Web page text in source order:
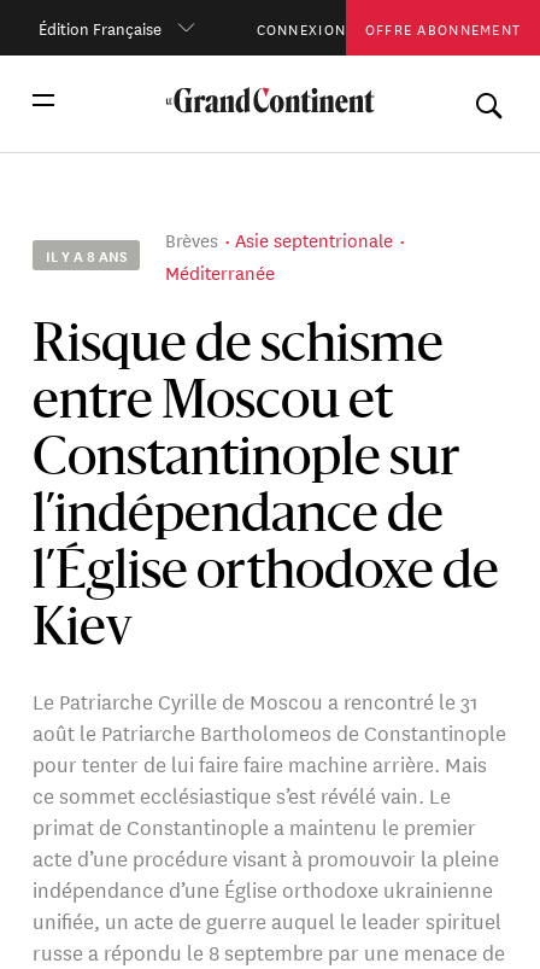
Édition Française CONNEXION OFFRE ABONNEMENT
IL Y A 8 ANS
Brèves
Asie septentrionale
Méditerranée
Risque de schisme
entre Moscou et
Constantinople sur
l’indépendance de
l’Église orthodoxe de
Kiev
Le Patriarche Cyrille de Moscou a rencontré le 31
août le Patriarche Bartholomeos de Constantinople
pour tenter de lui faire faire machine arrière. Mais
ce sommet ecclésiastique s’est révélé vain. Le
primat de Constantinople a maintenu le premier
acte d’une procédure visant à promouvoir la pleine
indépendance d’une Église orthodoxe ukrainienne
unifiée, un acte de guerre auquel le leader spirituel
russe a répondu le 8 septembre par une menace de